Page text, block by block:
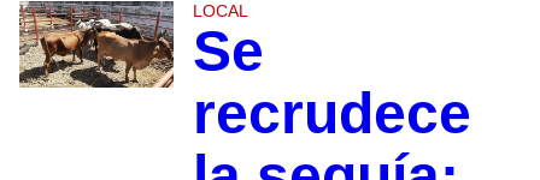
LOCAL
Se
recrudece